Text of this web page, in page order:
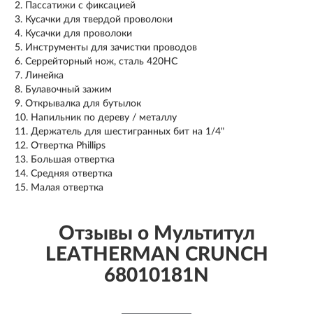
Пассатижи с фиксацией
Кусачки для твердой проволоки
Кусачки для проволоки
Инструменты для зачистки проводов
Серрейторный нож, сталь 420HC
Линейка
Булавочный зажим
Открывалка для бутылок
Напильник по дереву / металлу
Держатель для шестигранных бит на 1/4"
Отвертка Phillips
Большая отвертка
Средняя отвертка
Малая отвертка
Отзывы о Мультитул
LEATHERMAN CRUNCH
68010181N